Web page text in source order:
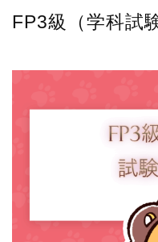
FP3級（学科試